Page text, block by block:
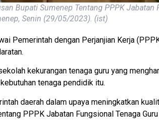
Bupati Sumenep Tentang PPPK
Senin (29/05/2023). (ist)
Pemerintah dengan Perjanjian Kerja
kekurangan tenaga guru yang
tenaga pendidik itu.
daerah dalam upaya meningkatkan
PPPK Jabatan Fungsional Tenaga